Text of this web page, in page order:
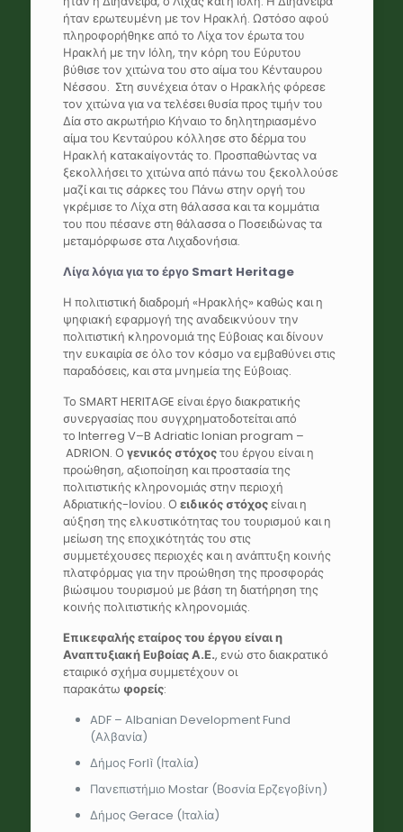
ήταν ερωτευμένη με τον Ηρακλή. Ωστόσο αφού
πληροφορήθηκε από το Λίχα τον έρωτα του
Ηρακλή με την Ιόλη, την κόρη του Εύρυτου
βύθισε τον χιτώνα του στο αίμα του Κένταυρου
Νέσσου. Στη συνέχεια όταν ο Ηρακλής φόρεσε
τον χιτώνα για να τελέσει θυσία προς τιμήν του
Δία στο ακρωτήριο Κήναιο το δηλητηριασμένο
αίμα του Κενταύρου κόλλησε στο δέρμα του
Ηρακλή κατακαίγοντάς το. Προσπαθώντας να
ξεκολλήσει το χιτώνα από πάνω του ξεκολλούσε
μαζί και τις σάρκες του Πάνω στην οργή του
γκρέμισε το Λίχα στη θάλασσα και τα κομμάτια
του που πέσανε στη θάλασσα ο Ποσειδώνας τα
μεταμόρφωσε στα Λιχαδονήσια.
Λίγα λόγια για το έργο Smart Heritage
Η πολιτιστική διαδρομή «Ηρακλής» καθώς και η
ψηφιακή εφαρμογή της αναδεικνύουν την
πολιτιστική κληρονομιά της Εύβοιας και δίνουν
την ευκαιρία σε όλο τον κόσμο να εμβαθύνει στις
παραδόσεις, και στα μνημεία της Εύβοιας.
Το SMART HERITAGE είναι έργο διακρατικής
συνεργασίας που συγχρηματοδοτείται από
το Interreg V–B Adriatic Ionian program –
ADRION. Ο γενικός στόχοςτου έργου είναι η
προώθηση, αξιοποίηση και προστασία της
πολιτιστικής κληρονομιάς στην περιοχή
Αδριατικής-Ιονίου. Ο ειδικός στόχοςείναι η
αύξηση της ελκυστικότητας του τουρισμού και η
μείωση της εποχικότητάς του στις
συμμετέχουσες περιοχές και η ανάπτυξη κοινής
πλατφόρμας για την προώθηση της προσφοράς
βιώσιμου τουρισμού με βάση τη διατήρηση της
κοινής πολιτιστικής κληρονομιάς.
Επικεφαλής εταίρος του έργου είναι η
Αναπτυξιακή Ευβοίας Α.Ε., ενώ στο διακρατικό
εταιρικό σχήμα συμμετέχουν οι
παρακάτω φορείς:
ADF – Albanian Development Fund
(Αλβανία)
Δήμος Forlì (Ιταλία)
Πανεπιστήμιο Mostar (Βοσνία Ερζεγοβίνη)
Δήμος Gerace (Ιταλία)